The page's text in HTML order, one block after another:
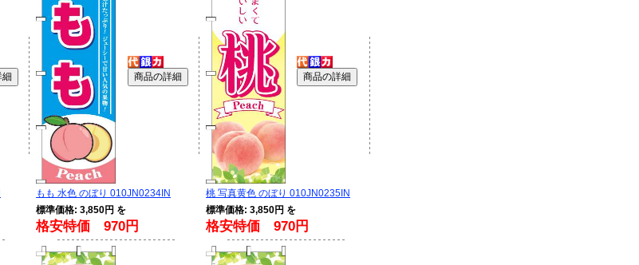
もも 水色 のぼり 010JN0234IN
標準価格: 3,850円 を
格安特価 970円
桃 写真黄色 のぼり 010JN0235IN
標準価格: 3,850円 を
格安特価 970円